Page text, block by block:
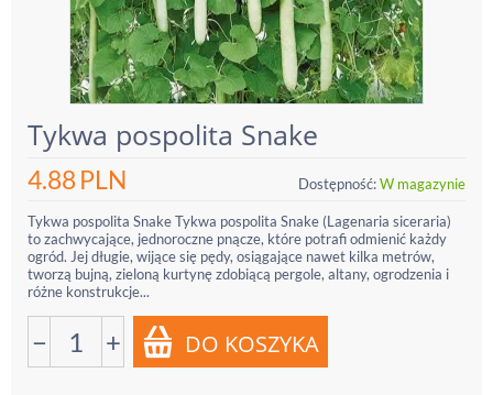
Tykwa pospolita Snake
4.88PLN Dostępność:W magazynie
Tykwa pospolita Snake Tykwa pospolita Snake (Lagenaria siceraria)
to zachwycające, jednoroczne pnącze, które potrafi odmienić każdy
ogród. Jej długie, wijące się pędy, osiągające nawet kilka metrów,
tworzą bujną, zieloną kurtynę zdobiącą pergole, altany, ogrodzenia i
różne konstrukcje...
− +